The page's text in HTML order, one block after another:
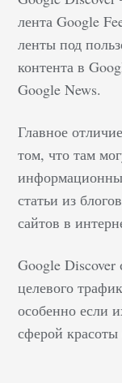
лента Google
ленты под
контента в
Google News.
Главное
том, что там
статьи из
сайтов в
Google Discover
целевого
особенно если
сферой